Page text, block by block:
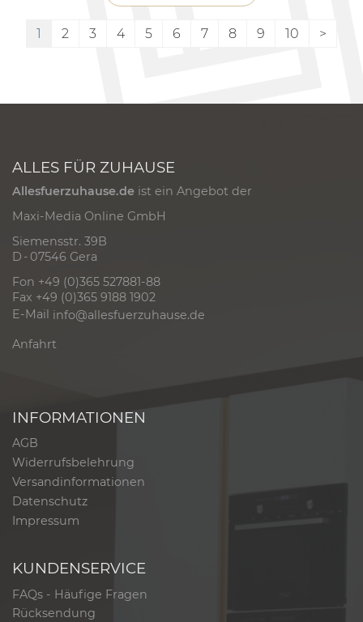
1 2 3 4 5 6 7 8 9 10 >
ALLES FÜR ZUHAUSE
Allesfuerzuhause.de ist ein Angebot der
Maxi-Media Online GmbH
Siemensstr. 39B
D - 07546 Gera
Fon +49 (0)365 527881-88
Fax +49 (0)365 9188 1902
E-Mail info@allesfuerzuhause.de
Anfahrt
INFORMATIONEN
AGB
Widerrufsbelehrung
Versandinformationen
Datenschutz
Impressum
KUNDENSERVICE
FAQs - Häufige Fragen
Rücksendung